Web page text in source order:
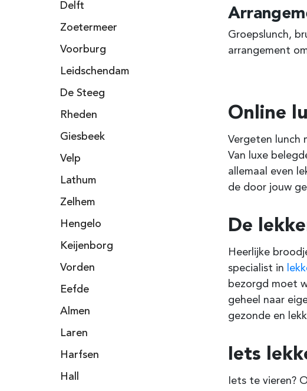
Delft
Zoetermeer
Voorburg
Leidschendam
De Steeg
Rheden
Giesbeek
Velp
Lathum
Zelhem
Hengelo
Keijenborg
Vorden
Eefde
Almen
Laren
Harfsen
Hall
Groepslunch,
arrangement
Online
Vergeten lunch
Van luxe
allemaal even
de door jouw
De
Heerlijke
specialist in
bezorgd moet
geheel naar
gezonde en
Iets
Iets te vieren?